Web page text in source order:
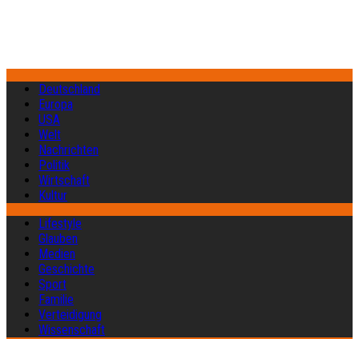
Deutschland
Europa
USA
Welt
Nachrichten
Politik
Wirtschaft
Kultur
Lifestyle
Glauben
Medien
Geschichte
Sport
Familie
Verteidigung
Wissenschaft